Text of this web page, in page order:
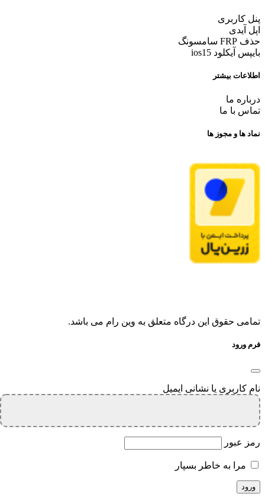
پنل کاربری
اپل آیدی
حذف FRP سامسونگ
بایپس آیکلود ios15
اطلاعات بیشتر
درباره ما
تماس با ما
نماد ها و مجوز ها
تمامی حقوق این درگاه متعلق به وین رام می باشد.
فرم ورود
نام کاربری یا نشانی ایمیل
رمز عبور
مرا به خاطر بسپار